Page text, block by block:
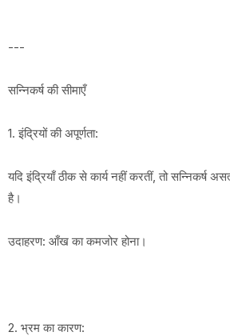
---
सन्निकर्ष की सीमाएँ
1. इंद्रियों की अपूर्णता:
यदि इंद्रियाँ ठीक से कार्य नहीं करतीं, तो सन्निकर्ष
है।
उदाहरण: आँख का कमजोर होना।
2. भ्रम का कारण: